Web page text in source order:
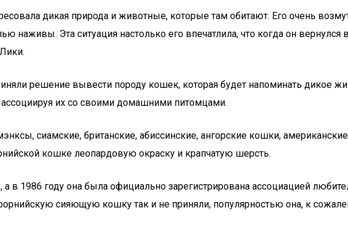
дикая природа и животные, которые там обитают. Его очень
наживы. Эта ситуация настолько его впечатлила, что когда он
решение вывести породу кошек, которая будет напоминать дикое
их со своими домашними питомцами.
сиамские, британские, абиссинские, ангорские кошки,
кошке леопардовую окраску и крапчатую шерсть.
в 1986 году она была официально зарегистрирована ассоциацией
сияющую кошку так и не приняли, популярностью она, к